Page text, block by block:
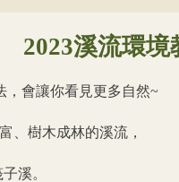
2023溪流環境
，會讓你看見更多自然~
、樹木成林的溪流，
溪。